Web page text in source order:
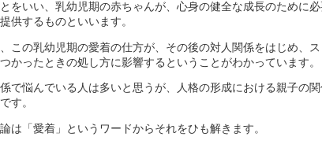
をいい、乳幼児期の赤ちゃんが、心身の健全な成長のために必
供するものといいます。
この乳幼児期の愛着の仕方が、その後の対人関係をはじめ、ス
かったときの処し方に影響するということがわかっています。
で悩んでいる人は多いと思うが、人格の形成における親子の
す。
は「愛着」というワードからそれをひも解きます。